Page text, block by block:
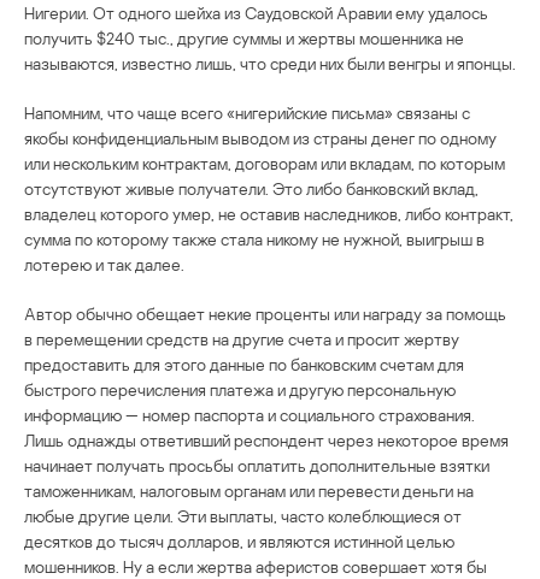
Нигерии. От одного шейха из Саудовской Аравии ему удалось
получить $240 тыс., другие суммы и жертвы мошенника не
называются, известно лишь, что среди них были венгры и японцы.
Напомним, что чаще всего «нигерийские письма» связаны с
якобы конфиденциальным выводом из страны денег по одному
или нескольким контрактам, договорам или вкладам, по которым
отсутствуют живые получатели. Это либо банковский вклад,
владелец которого умер, не оставив наследников, либо контракт,
сумма по которому также стала никому не нужной, выигрыш в
лотерею и так далее.
Автор обычно обещает некие проценты или награду за помощь
в перемещении средств на другие счета и просит жертву
предоставить для этого данные по банковским счетам для
быстрого перечисления платежа и другую персональную
информацию — номер паспорта и социального страхования.
Лишь однажды ответивший респондент через некоторое время
начинает получать просьбы оплатить дополнительные взятки
таможенникам, налоговым органам или перевести деньги на
любые другие цели. Эти выплаты, часто колеблющиеся от
десятков до тысяч долларов, и являются истинной целью
мошенников. Ну а если жертва аферистов совершает хотя бы